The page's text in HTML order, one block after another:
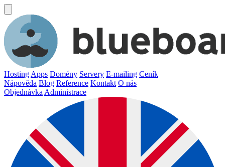
Hosting Apps Domény Servery E-mailing Ceník
Nápověda Blog Reference Kontakt O nás
Objednávka Administrace